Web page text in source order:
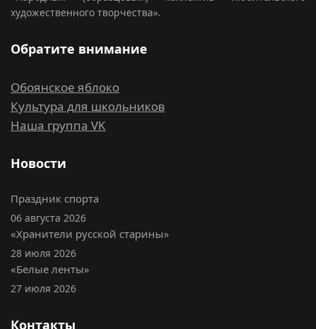
художественного творчества».
Обратите внимание
Обоянское яблоко
Культура для школьников
Наша группа VK
Новости
Праздник спорта
06 августа 2026
«Хранители русской старины»
28 июля 2026
«Белые ленты»
27 июля 2026
Контакты